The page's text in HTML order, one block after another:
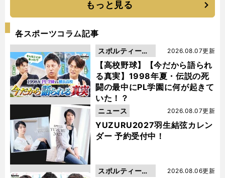
もっと見る
各スポーツコラム記事
【高校野球】【今だから語られ
る真実】1998年夏・伝説の死
闘の最中にPL学園に何が起きて
いた！？
2026.08.07更新
スポルティーバ
動画
YUZURU2027羽生結弦カレン
ダー 予約受付中！
2026.08.07更新
ニュース
2026.08.06更新
スポルティーバ